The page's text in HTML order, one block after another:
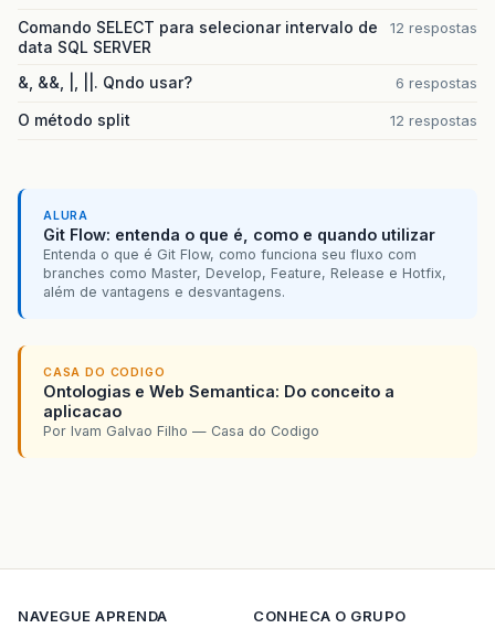
Comando SELECT para selecionar intervalo de
data SQL SERVER
12 respostas
&, &&, |, ||. Qndo usar? 6 respostas
O método split 12 respostas
ALURA
Git Flow: entenda o que é, como e quando utilizar
Entenda o que é Git Flow, como funciona seu fluxo com
branches como Master, Develop, Feature, Release e Hotfix,
além de vantagens e desvantagens.
CASA DO CODIGO
Ontologias e Web Semantica: Do conceito a
aplicacao
Por Ivam Galvao Filho — Casa do Codigo
NAVEGUE APRENDA
CONHECA O GRUPO